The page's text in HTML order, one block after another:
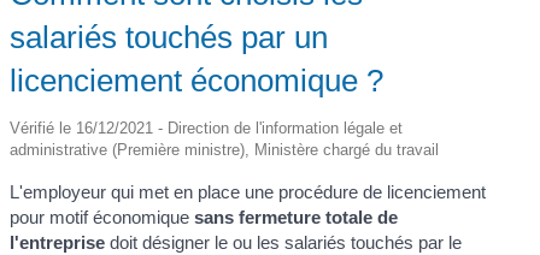
salariés touchés par un
licenciement économique ?
Vérifié le 16/12/2021 - Direction de l'information légale et
administrative (Première ministre), Ministère chargé du travail
L'employeur qui met en place une procédure de licenciement
pour motif économiquesans fermeture totale de
l'entreprise doit désigner le ou les salariés touchés par le